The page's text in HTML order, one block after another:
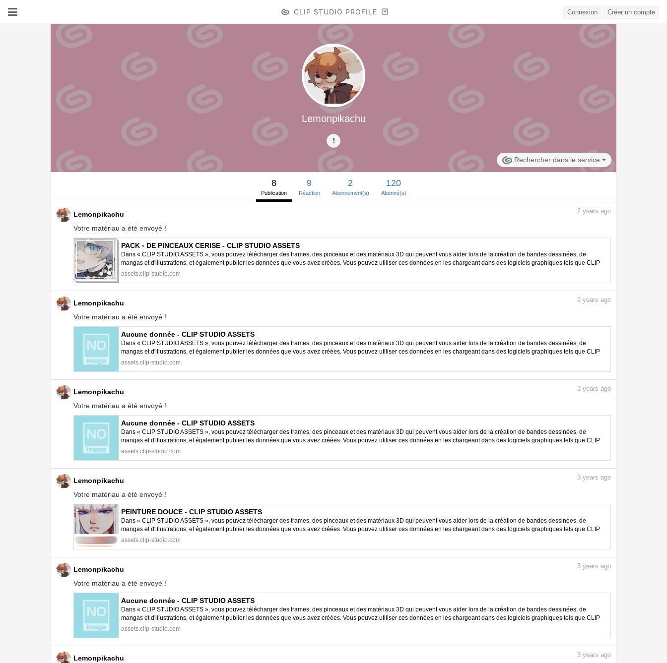
CLIP STUDIO PROFILE Connexion Créer un compte
Lemonpikachu
Rechercher dans le service
8
Publication
9
Réaction
2
Abonnement(s)
120
Abonné(s)
Lemonpikachu
Votre matériau a été envoyé !
2 years ago
PACK ▫️ DE PINCEAUX CERISE - CLIP STUDIO ASSETS
Dans « CLIP STUDIO ASSETS », vous pouvez télécharger des trames, des pinceaux et des matériaux 3D qui peuvent vous aider lors de la création de bandes dessinées, de
mangas et d'illustrations, et également publier les données que vous avez créées. Vous pouvez utiliser ces données en les chargeant dans des logiciels graphiques tels que CLIP
STUDIO PAINT.
assets.clip-studio.com
Lemonpikachu
Votre matériau a été envoyé !
2 years ago
Aucune donnée - CLIP STUDIO ASSETS
Dans « CLIP STUDIO ASSETS », vous pouvez télécharger des trames, des pinceaux et des matériaux 3D qui peuvent vous aider lors de la création de bandes dessinées, de
mangas et d'illustrations, et également publier les données que vous avez créées. Vous pouvez utiliser ces données en les chargeant dans des logiciels graphiques tels que CLIP
STUDIO PAINT.
assets.clip-studio.com
Lemonpikachu
Votre matériau a été envoyé !
3 years ago
Aucune donnée - CLIP STUDIO ASSETS
Dans « CLIP STUDIO ASSETS », vous pouvez télécharger des trames, des pinceaux et des matériaux 3D qui peuvent vous aider lors de la création de bandes dessinées, de
mangas et d'illustrations, et également publier les données que vous avez créées. Vous pouvez utiliser ces données en les chargeant dans des logiciels graphiques tels que CLIP
STUDIO PAINT.
assets.clip-studio.com
Lemonpikachu
Votre matériau a été envoyé !
3 years ago
PEINTURE DOUCE - CLIP STUDIO ASSETS
Dans « CLIP STUDIO ASSETS », vous pouvez télécharger des trames, des pinceaux et des matériaux 3D qui peuvent vous aider lors de la création de bandes dessinées, de
mangas et d'illustrations, et également publier les données que vous avez créées. Vous pouvez utiliser ces données en les chargeant dans des logiciels graphiques tels que CLIP
STUDIO PAINT.
assets.clip-studio.com
Lemonpikachu
Votre matériau a été envoyé !
3 years ago
Aucune donnée - CLIP STUDIO ASSETS
Dans « CLIP STUDIO ASSETS », vous pouvez télécharger des trames, des pinceaux et des matériaux 3D qui peuvent vous aider lors de la création de bandes dessinées, de
mangas et d'illustrations, et également publier les données que vous avez créées. Vous pouvez utiliser ces données en les chargeant dans des logiciels graphiques tels que CLIP
STUDIO PAINT.
assets.clip-studio.com
Lemonpikachu
3 years ago